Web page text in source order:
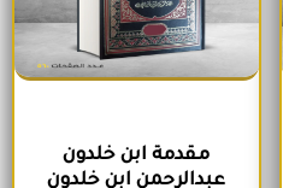
مقدمة ابن خلدون
عبدالرحمن ابن خلدون